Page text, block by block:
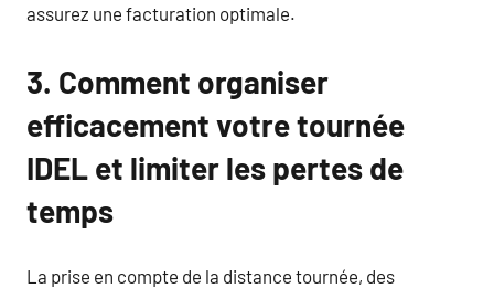
assurez une facturation optimale.
3. Comment organiser
efficacement votre tournée
IDEL et limiter les pertes de
temps
La prise en compte de la distance tournée, des